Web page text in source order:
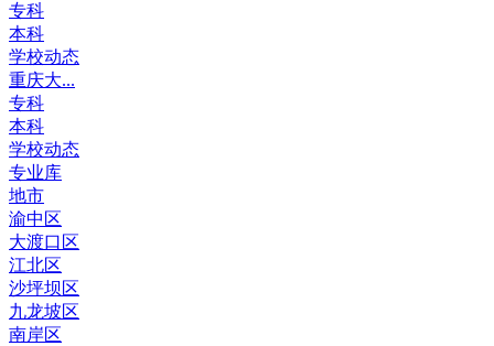
专科
本科
学校动态
重庆大...
专科
本科
学校动态
专业库
地市
渝中区
大渡口区
江北区
沙坪坝区
九龙坡区
南岸区